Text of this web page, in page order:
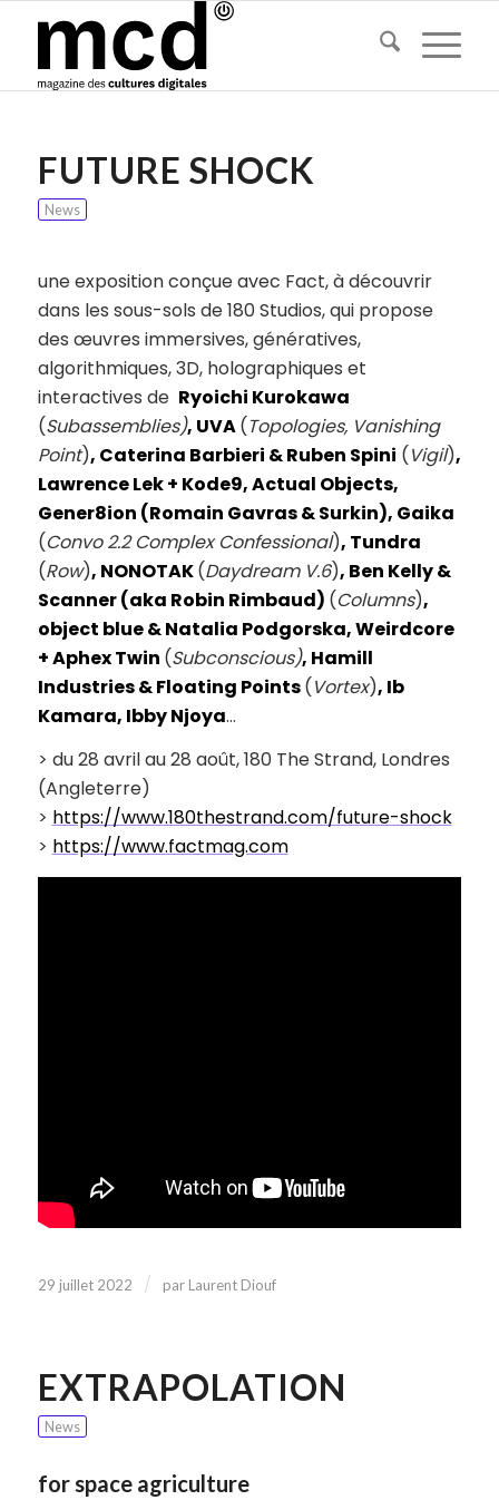
FUTURE SHOCK
News
une exposition conçue avec Fact, à découvrir
dans les sous-sols de 180 Studios, qui propose
des œuvres immersives, génératives,
algorithmiques, 3D, holographiques et
interactives de Ryoichi Kurokawa
(Subassemblies), UVA(Topologies, Vanishing
Point), Caterina Barbieri & Ruben Spini (Vigil),
Lawrence Lek + Kode9, Actual Objects,
Gener8ion (Romain Gavras & Surkin), Gaika
(Convo 2.2 Complex Confessional), Tundra
(Row), NONOTAK(Daydream V.6), Ben Kelly &
Scanner (aka Robin Rimbaud) (Columns),
object blue & Natalia Podgorska, Weirdcore
+ Aphex Twin (Subconscious), Hamill
Industries & Floating Points(Vortex), Ib
Kamara, Ibby Njoya…
> du 28 avril au 28 août, 180 The Strand, Londres
(Angleterre)
> https://www.180thestrand.com/future-shock
> https://www.factmag.com
29 juillet 2022 / par Laurent Diouf
EXTRAPOLATION
News
for space agriculture